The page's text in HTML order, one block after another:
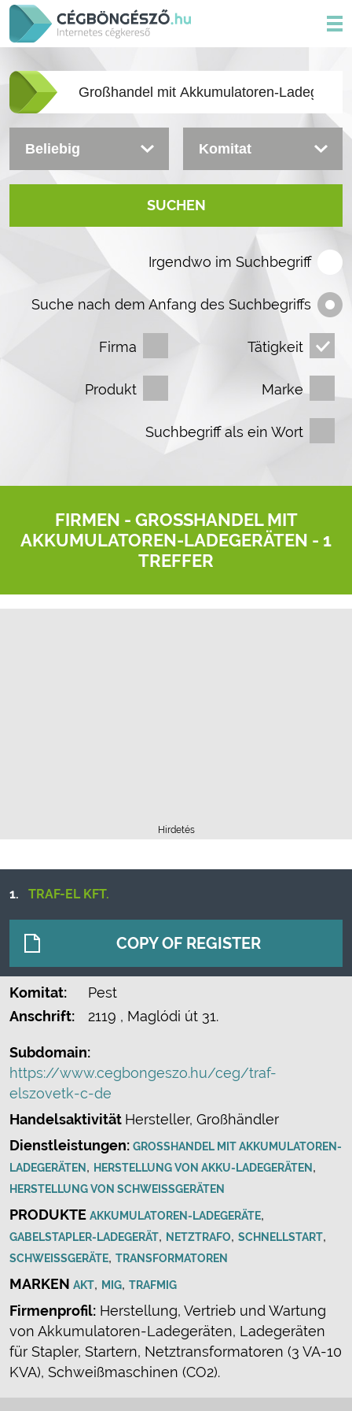
SUCHEN
Irgendwo im Suchbegriff
Suche nach dem Anfang des Suchbegriffs
Firma Tätigkeit
Produkt Marke
Suchbegriff als ein Wort
FIRMEN - GROSSHANDEL MIT A
KKUMULATOREN-LADEGERÄTEN
- 1
TREFFER
Hirdetés
1. TRAF-EL KFT.
COPY OF REGISTER
Komitat:
Pest
Anschrift:
2119 , Maglódi út 31.
Subdomain:
https://www.cegbongeszo.hu/ceg/traf-
elszovetk-c-de
Handelsaktivität Hersteller, Großhändler
Dienstleistungen: GROSSHANDEL MIT AKKUMULATOREN-L
ADEGERÄTEN
, HERSTELLUNG VON AKKU-LADEGERÄTEN ,
HERSTELLUNG VON SCHWEISSGERÄTEN
PRODUKTE AKKUMULATOREN-LADEGERÄTE,
GABELSTAPLER-LADEGERÄT, NETZTRAFO, SCHNELLSTART,
SCHWEISSGERÄTE , TRANSFORMATOREN
MARKEN AKT, MIG, TRAFMIG
Firmenprofil: Herstellung, Vertrieb und Wartung
von Akkumulatoren-Ladegeräten, Ladegeräten
für Stapler, Startern, Netztransformatoren (3 VA-10
KVA), Schweißmaschinen (CO2).